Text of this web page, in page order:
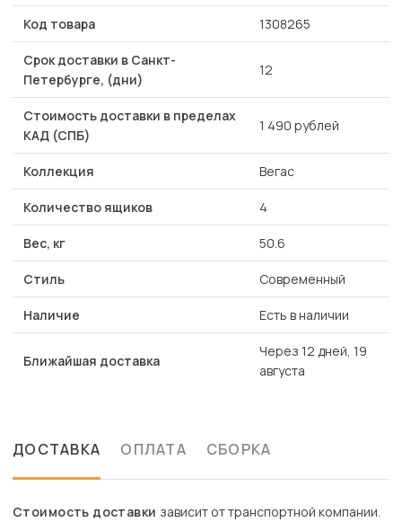
Код товара 1308265
Срок доставки в Санкт-
Петербурге, (дни)
12
Стоимость доставки в пределах
КАД (СПБ)
1 490 рублей
Коллекция Вегас
Количество ящиков 4
Вес, кг 50.6
Стиль Современный
Наличие Есть в наличии
Ближайшая доставка
Через 12 дней, 19
августа
ДОСТАВКА ОПЛАТА СБОРКА
Стоимость доставки зависит от транспортной компании.